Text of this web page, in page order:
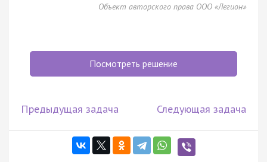
Объект авторского права ООО «Легион»
Посмотреть решение
Предыдущая задача Следующая задача